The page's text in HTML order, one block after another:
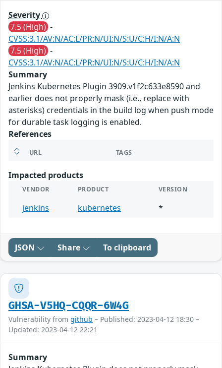
Severity
7.5 (High) -
CVSS:3.1/AV:N/AC:L/PR:N/UI:N/S:U/C:H/I:N/A:N
7.5 (High) -
CVSS:3.1/AV:N/AC:L/PR:N/UI:N/S:U/C:H/I:N/A:N
Summary
Jenkins Kubernetes Plugin 3909.v1f2c633e8590 and
earlier does not properly mask (i.e., replace with
asterisks) credentials in the build log when push mode
for durable task logging is enabled.
References
URL TAGS
Impacted products
VENDOR PRODUCT VERSION
jenkins kubernetes *
JSON Share To clipboard
GHSA-V5HQ-CQQR-6W4G
Vulnerability from github – Published: 2023-04-12 18:30 –
Updated: 2023-04-12 22:21
Summary